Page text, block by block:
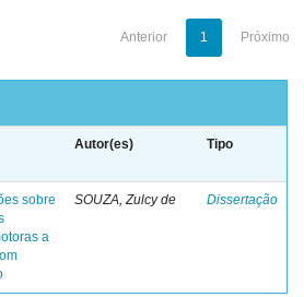
Anterior 1 Próximo
Autor(es) Tipo
sobre
a
SOUZA, Zulcy de Dissertação